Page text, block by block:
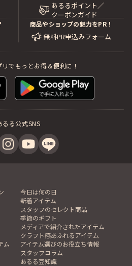
あるるポイント／
クーポンガイド
商品やショップの魅力をPR！
無料PR申込みフォーム
でもっとお得＆便利に！
るる公式SNS
今日は何の日
新着アイテム
スタッフのセレクト商品
季節のギフト
メディアで紹介されたアイテム
クラフト感あふれるアイテム
ム
アイテム選びのお役立ち情報
スタッフコラム
あるる豆知識